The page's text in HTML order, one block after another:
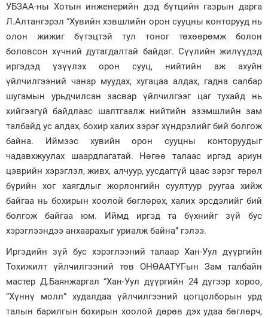
УБЗАА-ны Хотын инженерийн дэд бүтцийн газрын дарга
Л.Алтангэрэл “Хувийн хэвшлийн орон сууцны конторууд нь
олон жижиг бүтэцтэй тул тоног төхөөрөмж болон
боловсон хүчний дутагдалтай байдаг. Сүүлийн жилүүдэд
иргэдэд үзүүлэх орон сууц, нийтийн аж ахуйн
үйлчилгээний чанар муудах, хугацаа алдах, гадна салбар
шугамын урьдчилсан засвар үйлчилгээг цаг тухайд нь
хийгээгүй байдлаас шалтгаалж нийтийн эзэмшлийн зам
талбайд ус алдах, бохир халих зэрэг хүндрэлийг бий болгож
байна. Иймээс хувийн орон сууцны конторуудыг
чадавхжуулах шаардлагатай. Нөгөө талаас иргэд ариун
цэврийн хэрэглэл, живх, алчуур, уусдаггүй цаас зэрэг төрөл
бүрийн хог хаягдлыг жорлонгийн суултуур руугаа хийж
байгаа нь бохирын хоолой бөглөрөх, халих эрсдэлийг бий
болгож байгаа юм. Иймд иргэд та бүхнийг зүй бус
хэрэглээндээ анхаарахыг уриалж байна” гэлээ.
Иргэдийн зүй бус хэрэглээний талаар Хан-Уул дүүргийн
Тохижилт үйлчилгээний төв ОНӨААТҮГ-ын Зам талбайн
мастер Д.Баянжаргал “Хан-Уул дүүргийн 24 дүгээр хороо,
“Хүннү молл” худалдаа үйлчилгээний цогцолборын урд
талын барилгын бохирын хоолой дөрөв дэх удаа бөглөрч,